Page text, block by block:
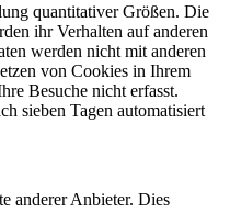
quantitativer Größen. Die
ihr Verhalten auf anderen
werden nicht mit anderen
von Cookies in Ihrem
Besuche nicht erfasst.
sieben Tagen automatisiert
anderer Anbieter. Dies